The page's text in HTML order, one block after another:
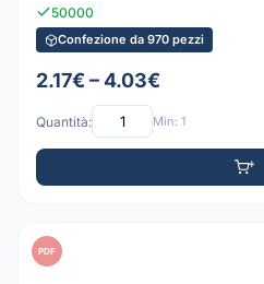
50000
Confezione da 970 pezzi
2.17€ – 4.03€
Quantità: Min: 1
PDF